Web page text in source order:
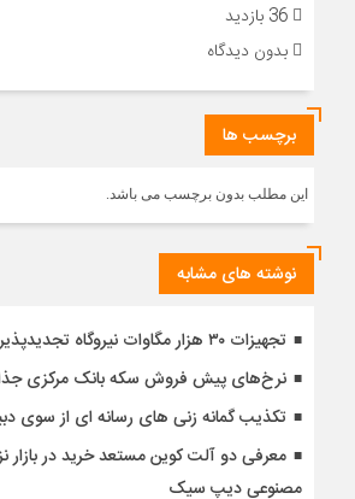
بدون دیدگاه
برچسب ها
این مطلب بدون برچسب می باشد.
نوشته های مشابه
تجهیزات ۳۰ هزار مگاوات نیروگاه‌ تجدیدپذیر وارد می‌شود
نرخ‌های پیش فروش سکه بانک مرکزی
تکذیب گمانه زنی های رسانه ای از سوی
معرفی دو آلت کوین مستعد خرید در
مصنوعی دیپ سیک